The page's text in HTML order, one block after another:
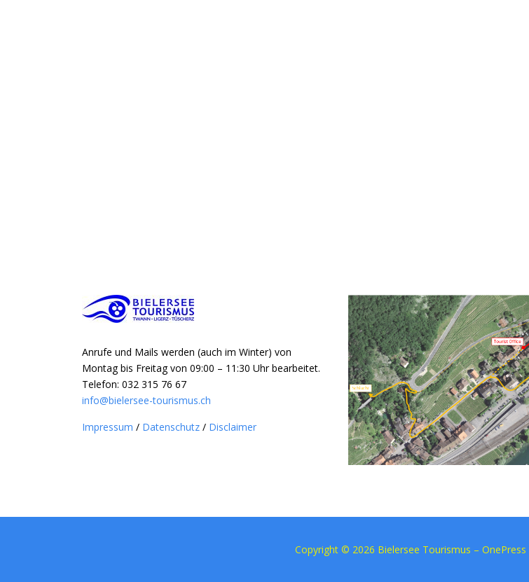
Anrufe und Mails werden (auch im Winter) von
Montag bis Freitag von 09:00 – 11:30 Uhr bearbeitet.
Telefon: 032 315 76 67
info@bielersee-tourismus.ch
Impressum / Datenschutz / Disclaimer
Copyright © 2026 Bielersee Tourismus – OnePress